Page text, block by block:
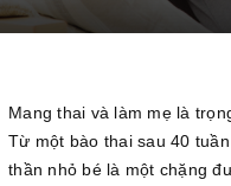
Mang thai và làm mẹ là
Từ một bào thai sau 40
thần nhỏ bé là một chặng